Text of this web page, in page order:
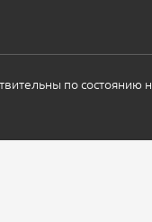
по состоянию